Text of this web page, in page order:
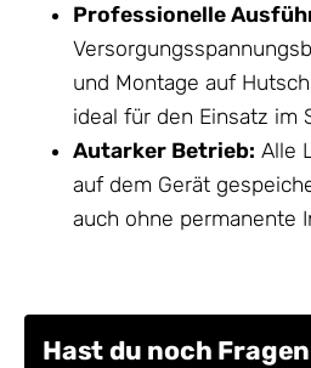
Professionelle
und Montage auf
ideal für den Einsatz im
Autarker Betrieb: Alle
auf dem Gerät
auch ohne permanente
Hast du noch